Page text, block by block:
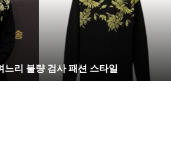
, 완벽한 S라인 몸매 시선 압도